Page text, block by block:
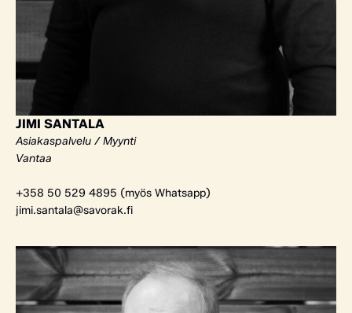
JIMI SANTALA
Asiakaspalvelu / Myynti
Vantaa
+358 50 529 4895 (myös Whatsapp)
jimi.santala@savorak.fi